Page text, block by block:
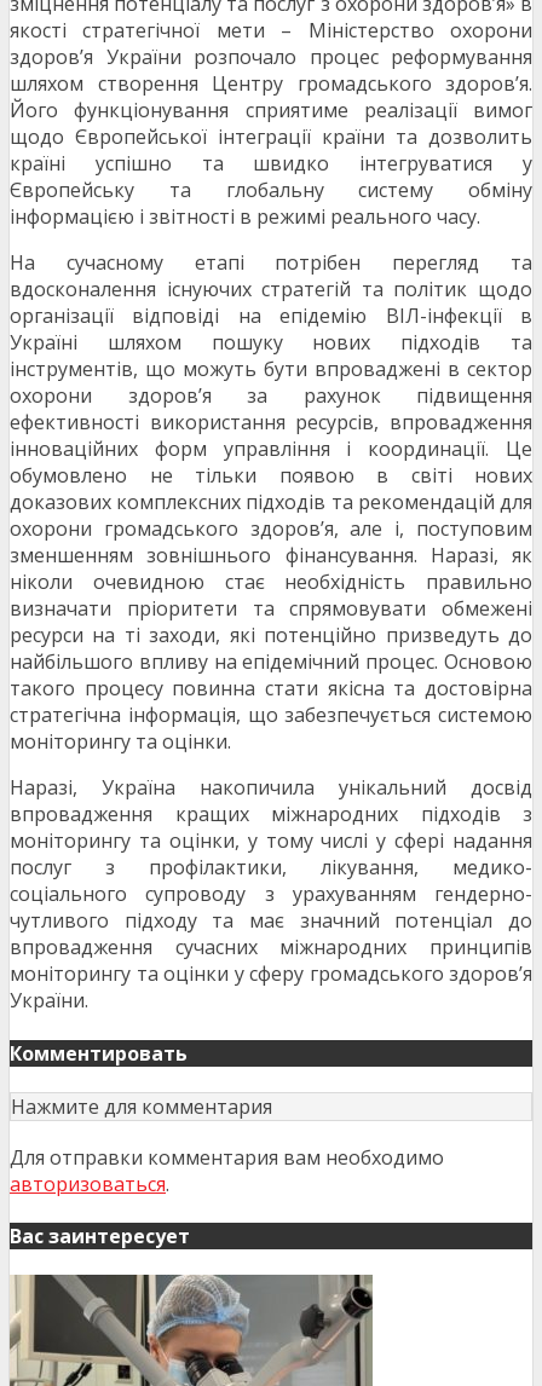
якості стратегічної мети – Міністерство охорони
здоров’я України розпочало процес реформування
шляхом створення Центру громадського здоров’я.
Його функціонування сприятиме реалізації вимог
щодо Європейської інтеграції країни та дозволить
країні успішно та швидко інтегруватися у
Європейську та глобальну систему обміну
інформацією і звітності в режимі реального часу.
На сучасному етапі потрібен перегляд та
вдосконалення існуючих стратегій та політик щодо
організації відповіді на епідемію ВІЛ-інфекції в
Україні шляхом пошуку нових підходів та
інструментів, що можуть бути впроваджені в сектор
охорони здоров’я за рахунок підвищення
ефективності використання ресурсів, впровадження
інноваційних форм управління і координації. Це
обумовлено не тільки появою в світі нових
доказових комплексних підходів та рекомендацій для
охорони громадського здоров’я, але і, поступовим
зменшенням зовнішнього фінансування. Наразі, як
ніколи очевидною стає необхідність правильно
визначати пріоритети та спрямовувати обмежені
ресурси на ті заходи, які потенційно призведуть до
найбільшого впливу на епідемічний процес. Основою
такого процесу повинна стати якісна та достовірна
стратегічна інформація, що забезпечується системою
моніторингу та оцінки.
Наразі, Україна накопичила унікальний досвід
впровадження кращих міжнародних підходів з
моніторингу та оцінки, у тому числі у сфері надання
послуг з профілактики, лікування, медико-
соціального супроводу з урахуванням гендерно-
чутливого підходу та має значний потенціал до
впровадження сучасних міжнародних принципів
моніторингу та оцінки у сферу громадського здоров’я
України.
Комментировать
Нажмите для комментария
Для отправки комментария вам необходимо
авторизоваться.
Вас заинтересует